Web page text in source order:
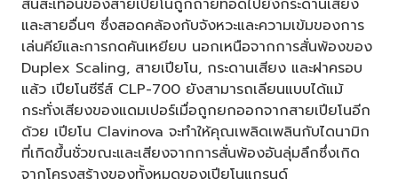
และสายอื่นๆ ซึ่งสอดคล้องกับจังหวะและความเข้มของการ
เล่นคีย์และการกดคันเหยียบ นอกเหนือจากการสั่นพ้องของ
Duplex Scaling, สายเปียโน, กระดานเสียง และฝาครอบ
แล้ว เปียโนซีรีส์ CLP-700 ยังสามารถเลียนแบบได้แม้
กระทั่งเสียงของแดมเปอร์เมื่อถูกยกออกจากสายเปียโนอีก
ด้วย เปียโน Clavinova จะทำให้คุณเพลิดเพลินกับไดนามิก
ที่เกิดขึ้นชั่วขณะและเสียงจากการสั่นพ้องอันลุ่มลึกซึ่งเกิด
จากโครงสร้างของทั้งหมดของเปียโนแกรนด์